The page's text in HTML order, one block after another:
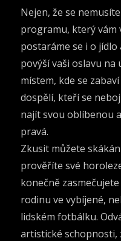
Nejen, že se
programu, který vám
postaráme se i o jídlo
povýší vaši oslavu na
místem, kde se
dospělí, kteří se
najít svou oblíbenou
pravá.
Zkusit můžete
prověříte své
konečně
rodinu ve vybíjené,
lidském fotbálku.
artistické schopnosti,